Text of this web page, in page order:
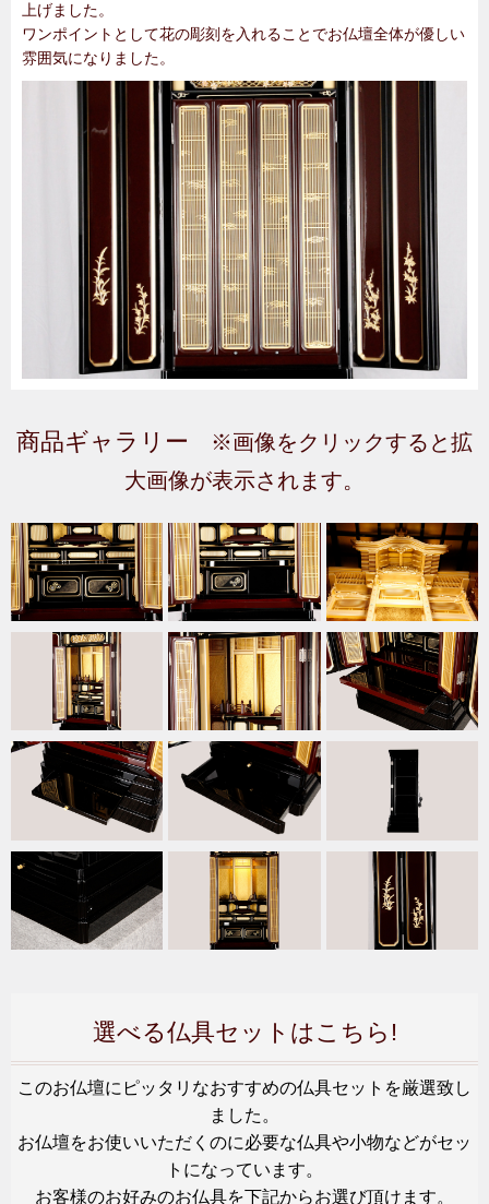
上げました。
ワンポイントとして花の彫刻を入れることでお仏壇全体が優しい
雰囲気になりました。
商品ギャラリー
※画像をクリックすると拡
大画像が表示されます。
選べる仏具セットはこちら!
このお仏壇にピッタリなおすすめの仏具セットを厳選致し
ました。
お仏壇をお使いいただくのに必要な仏具や小物などがセッ
トになっています。
お客様のお好みのお仏具を下記からお選び頂けます。